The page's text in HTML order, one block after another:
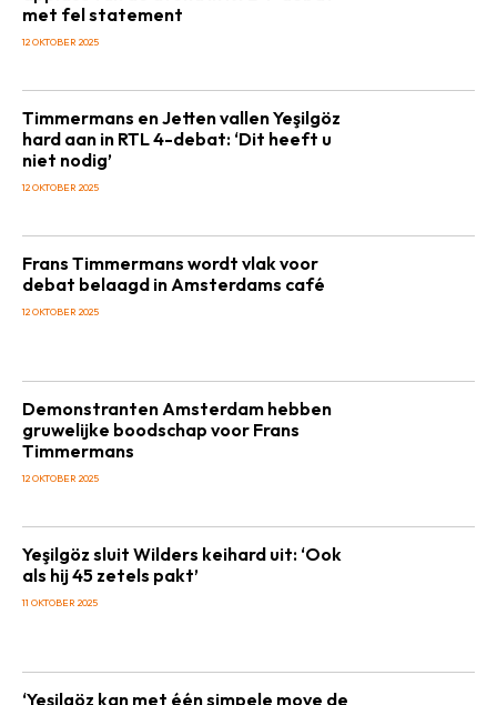
met fel statement
12 OKTOBER 2025
Timmermans en Jetten vallen Yeşilgöz
hard aan in RTL 4-debat: ‘Dit heeft u
niet nodig’
12 OKTOBER 2025
Frans Timmermans wordt vlak voor
debat belaagd in Amsterdams café
12 OKTOBER 2025
Demonstranten Amsterdam hebben
gruwelijke boodschap voor Frans
Timmermans
12 OKTOBER 2025
Yeşilgöz sluit Wilders keihard uit: ‘Ook
als hij 45 zetels pakt’
11 OKTOBER 2025
‘Yeşilgöz kan met één simpele move de